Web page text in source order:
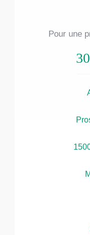
Pour une